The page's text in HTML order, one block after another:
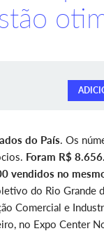
do País. Os
Foram R$
vendidos no
do Rio Grande
Comercial e
no Expo Center